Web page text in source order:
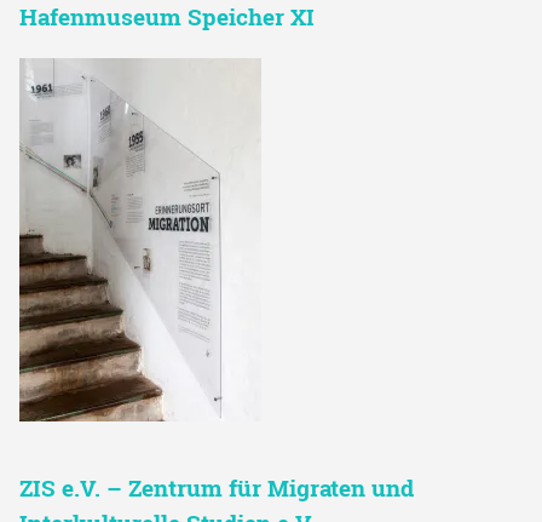
Hafenmuseum Speicher XI
ZIS e.V. – Zentrum für Migraten und